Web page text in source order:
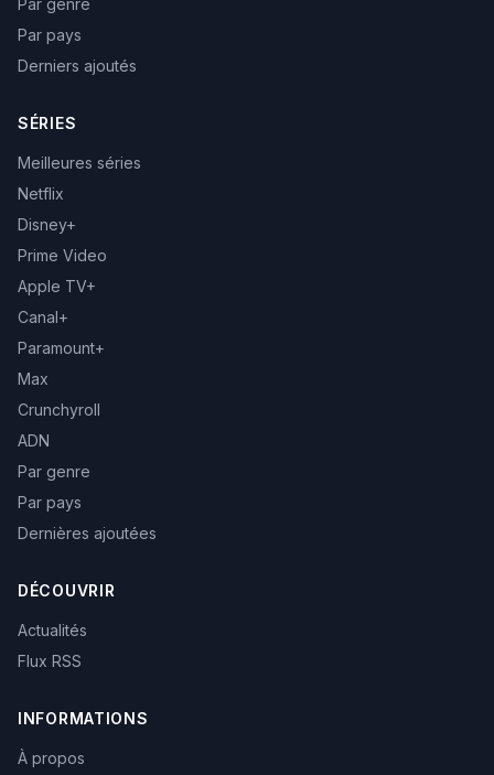
Par genre
Par pays
Derniers ajoutés
SÉRIES
Meilleures séries
Netflix
Disney+
Prime Video
Apple TV+
Canal+
Paramount+
Max
Crunchyroll
ADN
Par genre
Par pays
Dernières ajoutées
DÉCOUVRIR
Actualités
Flux RSS
INFORMATIONS
À propos